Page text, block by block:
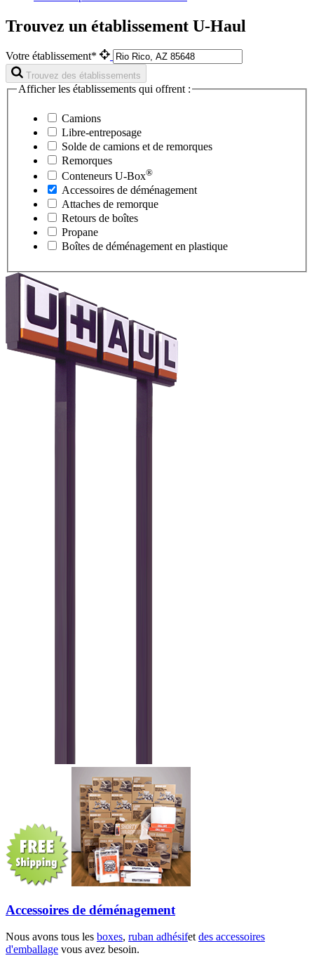
Trouvez un établissement U-Haul
Votre établissement*
Trouvez des établissements
Afficher les établissements qui offrent :
Camions
Libre-entreposage
Solde de camions et de remorques
Remorques
Conteneurs U-Box®
Accessoires de déménagement
Attaches de remorque
Retours de boîtes
Propane
Boîtes de déménagement en plastique
Accessoires de déménagement
Nous avons tous les boxes, ruban adhésifetdes accessoires
d'emballage vous avez besoin.